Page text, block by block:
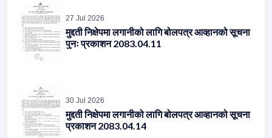
मुद्दती निक्षेपमा लगानीको लागि बोलपत्र आव्हानको सूचना
पुनः प्रकाशन 2083.04.11
मुद्दती निक्षेपमा लगानीको लागि बोलपत्र आव्हानको सूचना
प्रकाशन 2083.04.14